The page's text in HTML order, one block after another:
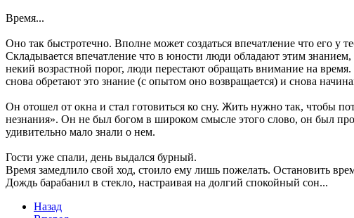
Время...
Оно так быстротечно. Вполне может создаться впечатление что его у
Складывается впечатление что в юности люди обладают этим
некий возрастной порог, люди перестают обращать внимание на
снова обретают это знание (с опытом оно возвращается) и снова
Он отошел от окна и стал готовиться ко сну. Жить нужно так, чтобы
незнания». Он не был богом в широком смысле этого слово, он был
удивительно мало знали о нем.
Гости уже спали, день выдался бурный.
Время замедлило свой ход, стоило ему лишь пожелать. Остановить
Дождь барабанил в стекло, настраивая на долгий спокойный сон...
Назад